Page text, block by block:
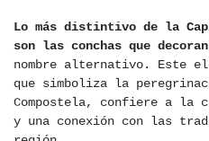
Lo más distintivo de la
son las conchas que
nombre alternativo. Este
que simboliza la
Compostela, confiere a la
y una conexión con las